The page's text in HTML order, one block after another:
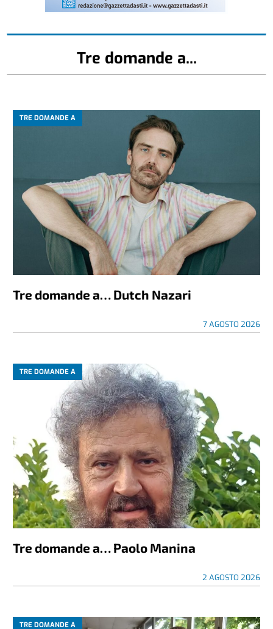
Tre domande a...
TRE DOMANDE A
Tre domande a… Dutch Nazari
7 AGOSTO 2026
TRE DOMANDE A
Tre domande a… Paolo Manina
2 AGOSTO 2026
TRE DOMANDE A